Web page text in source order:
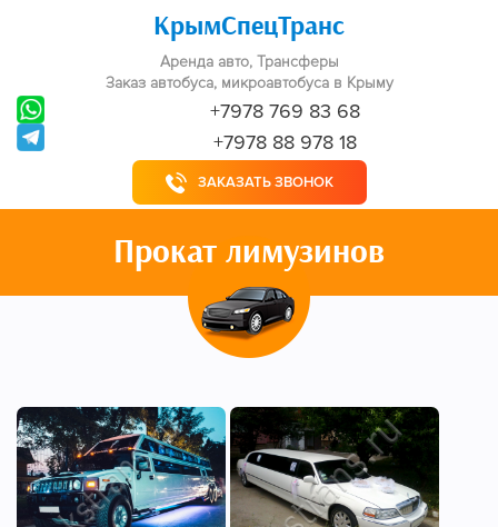
КрымСпецТранс
Аренда авто, Трансферы
Заказ автобуса, микроавтобуса в Крыму
+7978 769 83 68
+7978 88 978 18
ЗАКАЗАТЬ ЗВОНОК
Прокат лимузинов